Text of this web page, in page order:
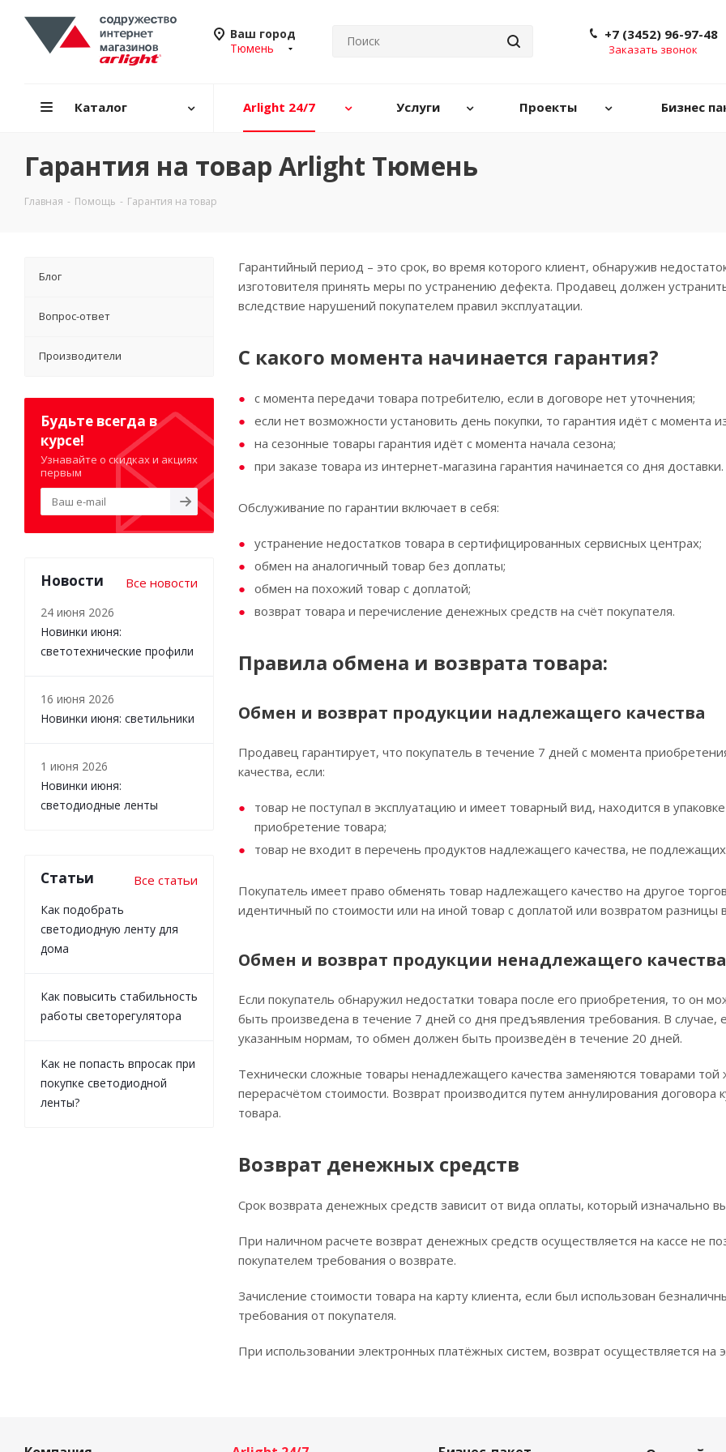
Ваш город
Тюмень
+7 (3452) 96-97-48
Заказать звонок
Каталог Arlight 24/7 Услуги Проекты Бизнес
Гарантия на товар Arlight Тюмень
Главная - Помощь - Гарантия на товар
Гарантийный период – это срок, во время которого клиент, обнаружив
изготовителя принять меры по устранению дефекта. Продавец должен
вследствие нарушений покупателем правил эксплуатации.
С какого момента начинается гарантия?
с момента передачи товара потребителю, если в договоре нет уточнения;
если нет возможности установить день покупки, то гарантия идёт с момента
на сезонные товары гарантия идёт с момента начала сезона;
при заказе товара из интернет-магазина гарантия начинается со дня доставки.
Обслуживание по гарантии включает в себя:
устранение недостатков товара в сертифицированных сервисных центрах;
обмен на аналогичный товар без доплаты;
обмен на похожий товар с доплатой;
возврат товара и перечисление денежных средств на счёт покупателя.
Правила обмена и возврата товара:
Обмен и возврат продукции надлежащего качества
Продавец гарантирует, что покупатель в течение 7 дней с момента
качества, если:
товар не поступал в эксплуатацию и имеет товарный вид, находится в
приобретение товара;
товар не входит в перечень продуктов надлежащего качества, не
Покупатель имеет право обменять товар надлежащего качество на другое
идентичный по стоимости или на иной товар с доплатой или возвратом разницы
Обмен и возврат продукции ненадлежащего качества
Если покупатель обнаружил недостатки товара после его приобретения, то он
быть произведена в течение 7 дней со дня предъявления требования. В случае,
указанным нормам, то обмен должен быть произведён в течение 20 дней.
Технически сложные товары ненадлежащего качества заменяются товарами
перерасчётом стоимости. Возврат производится путем аннулирования
товара.
Возврат денежных средств
Срок возврата денежных средств зависит от вида оплаты, который изначально
При наличном расчете возврат денежных средств осуществляется на кассе не
покупателем требования о возврате.
Зачисление стоимости товара на карту клиента, если был использован
требования от покупателя.
При использовании электронных платёжных систем, возврат осуществляется
Блог
Вопрос-ответ
Производители
Будьте всегда в
курсе!
Узнавайте о скидках и акциях
первым
Новости Все новости
24 июня 2026
Новинки июня:
светотехнические профили
16 июня 2026
Новинки июня: светильники
1 июня 2026
Новинки июня:
светодиодные ленты
Статьи Все статьи
Как подобрать
светодиодную ленту для
дома
Как повысить стабильность
работы светорегулятора
Как не попасть впросак при
покупке светодиодной
ленты?